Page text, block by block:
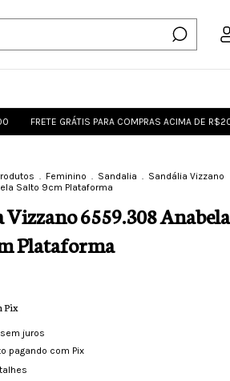
GRÁTIS PARA COMPRAS ACIMA DE R$200,00
. Feminino . Sandalia . Sandália Vizzano
Salto 9cm Plataforma
Vizzano 6559.308 Anabela
Plataforma
Pix
sem juros
pagando com Pix